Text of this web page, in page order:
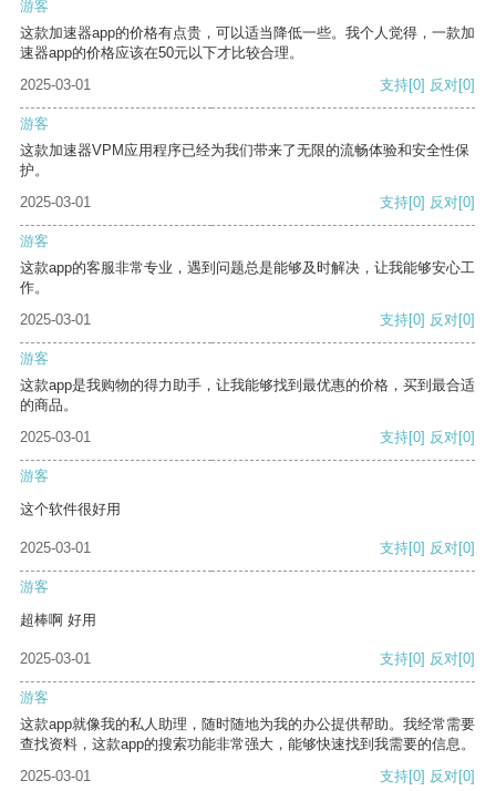
游客
这款加速器app的价格有点贵，可以适当降低一些。我个人觉得，一款加
速器app的价格应该在50元以下才比较合理。
2025-03-01
支持[0] 反对[0]
游客
这款加速器VPM应用程序已经为我们带来了无限的流畅体验和安全性保
护。
2025-03-01
支持[0] 反对[0]
游客
这款app的客服非常专业，遇到问题总是能够及时解决，让我能够安心工
作。
2025-03-01
支持[0] 反对[0]
游客
这款app是我购物的得力助手，让我能够找到最优惠的价格，买到最合适
的商品。
2025-03-01
支持[0] 反对[0]
游客
这个软件很好用
2025-03-01 支持[0] 反对[0]
游客
超棒啊 好用
2025-03-01 支持[0] 反对[0]
游客
这款app就像我的私人助理，随时随地为我的办公提供帮助。我经常需要
查找资料，这款app的搜索功能非常强大，能够快速找到我需要的信息。
2025-03-01
支持[0] 反对[0]